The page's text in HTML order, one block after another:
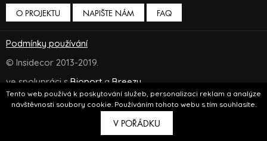
Tento web používá k poskytování služeb, personalizaci reklam a analýze
návštěvnosti soubory cookie. Používáním tohoto webu s tím souhlasíte.
V POŘÁDKU
O PROJEKTU NAPIŠTE NÁM FAQ
Podmínky používání
© Insidecor 2013-2019.
ve spolupráci s Bioport a Breezy